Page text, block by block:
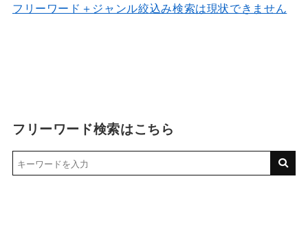
フリーワード＋ジャンル絞込み検索は現状できません
フリーワード検索はこちら